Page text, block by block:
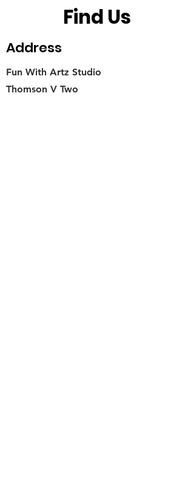
Find Us
Address
Fun With Artz Studio
Thomson V Two